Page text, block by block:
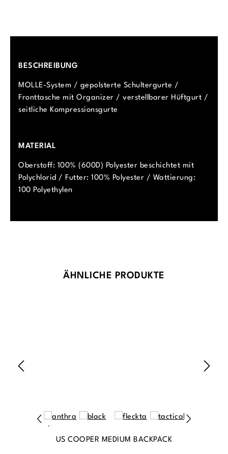
BESCHREIBUNG
MOLLE-System / gepolsterte Schultergurte /
Fronttasche mit Organizer / verstellbarer Hüftgurt /
seitliche Kompressionsgurte
MATERIAL
Oberstoff: 100% (600D) Polyester beschichtet mit
Polychlorid / Futter: 100% Polyester / Wattierung:
100 Polyethylen
Produktgalerie überspringen
ÄHNLICHE PRODUKTE
US COOPER MEDIUM BACKPACK